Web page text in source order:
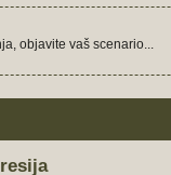
objavite vaš scenario...